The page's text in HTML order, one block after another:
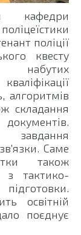
кафедри
поліції
квесту
набутих
алгоритмів
складання
завдання
Саме
також
з тактико-
освітній
поєднує